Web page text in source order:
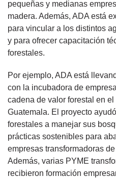
pequeñas y medianas
madera. Además, ADA está
para vincular a los distintos
y para ofrecer capacitación
forestales.
Por ejemplo, ADA está
con la incubadora de
cadena de valor forestal en
Guatemala. El proyecto
forestales a manejar sus
prácticas sostenibles para
empresas transformadoras
Además, varias PYME
recibieron formación